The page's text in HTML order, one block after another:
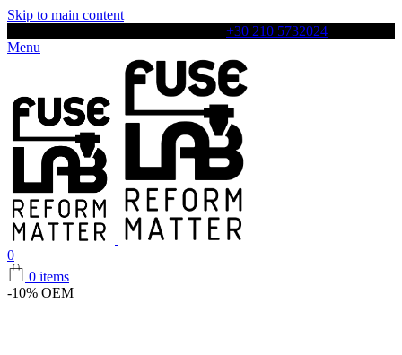
Skip to main content
+30 210 5732024
Menu
0
0 items
-10% OEM